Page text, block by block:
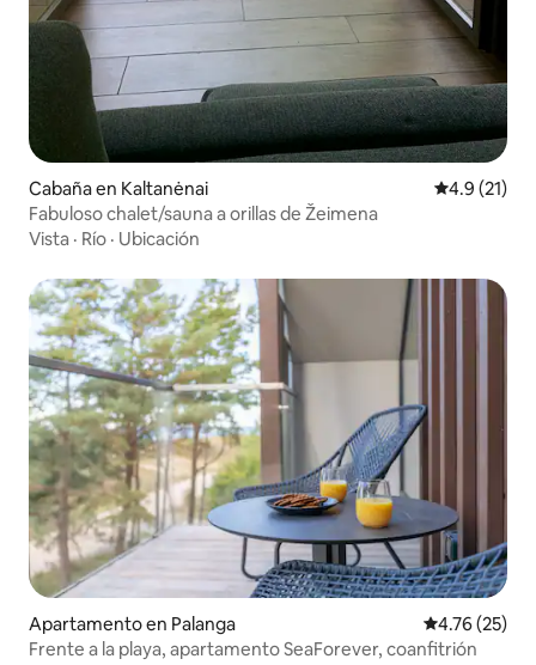
Cabaña en Kaltanėnai Calificación
4.9 (21)
Fabuloso chalet/sauna a orillas de Žeimena
Vista · Río · Ubicación
Apartamento en Palanga Calificación
4.76 (25)
Frente a la playa, apartamento SeaForever, coanfitrión